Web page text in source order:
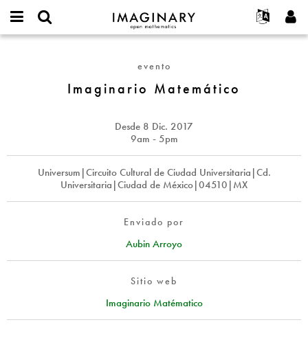
IMAGINARY
open
Français
Deutsch
Español
Türkçe
Programas
Galerías
Películas
Textos
Exposiciones
Más...
Proyectos
Participar
Crear nueva cuenta
Solicitar una nueva contraseña
evento
Imaginario Matemático
Desde 8 Dic. 2017
9am - 5pm
Universum|Circuito Cultural de Ciudad Universitaria|Cd.
Universitaria|Ciudad de México|04510|MX
Enviado por
Aubin Arroyo
Sitio web
Imaginario Matématico